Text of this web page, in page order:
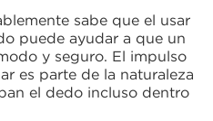
sabe que el usar
puede ayudar a que un
y seguro. El impulso
es parte de la naturaleza
el dedo incluso dentro